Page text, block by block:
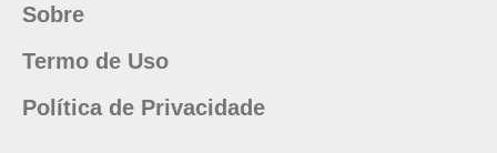
Sobre
Termo de Uso
Política de Privacidade